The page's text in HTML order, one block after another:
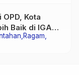
Ragam
Kota
Baik di IGA